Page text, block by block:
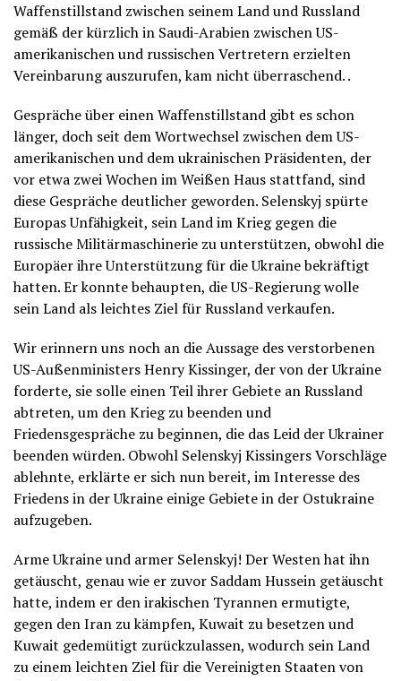
Waffenstillstand zwischen seinem Land und Russland
gemäß der kürzlich in Saudi-Arabien zwischen US-
amerikanischen und russischen Vertretern erzielten
Vereinbarung auszurufen, kam nicht überraschend. .
Gespräche über einen Waffenstillstand gibt es schon
länger, doch seit dem Wortwechsel zwischen dem US-
amerikanischen und dem ukrainischen Präsidenten, der
vor etwa zwei Wochen im Weißen Haus stattfand, sind
diese Gespräche deutlicher geworden. Selenskyj spürte
Europas Unfähigkeit, sein Land im Krieg gegen die
russische Militärmaschinerie zu unterstützen, obwohl die
Europäer ihre Unterstützung für die Ukraine bekräftigt
hatten. Er konnte behaupten, die US-Regierung wolle
sein Land als leichtes Ziel für Russland verkaufen.
Wir erinnern uns noch an die Aussage des verstorbenen
US-Außenministers Henry Kissinger, der von der Ukraine
forderte, sie solle einen Teil ihrer Gebiete an Russland
abtreten, um den Krieg zu beenden und
Friedensgespräche zu beginnen, die das Leid der Ukrainer
beenden würden. Obwohl Selenskyj Kissingers Vorschläge
ablehnte, erklärte er sich nun bereit, im Interesse des
Friedens in der Ukraine einige Gebiete in der Ostukraine
aufzugeben.
Arme Ukraine und armer Selenskyj! Der Westen hat ihn
getäuscht, genau wie er zuvor Saddam Hussein getäuscht
hatte, indem er den irakischen Tyrannen ermutigte,
gegen den Iran zu kämpfen, Kuwait zu besetzen und
Kuwait gedemütigt zurückzulassen, wodurch sein Land
zu einem leichten Ziel für die Vereinigten Staaten von